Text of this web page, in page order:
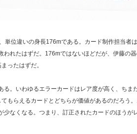
位違いの身長176mである。カード制作担当者
れたはずだ。176mではないほどだが、伊藤の器
ったはずだ。
。いわゆるエラーカードはレア度が高く、ちま
もらえるカードとどちらが価値があるのだろう
なくなる。つまり、訂正されたカードのほうが